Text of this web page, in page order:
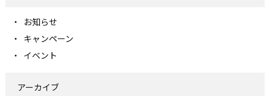
お知らせ
キャンペーン
イベント
アーカイブ